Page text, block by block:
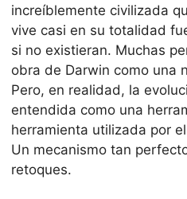
increíblemente civilizada
vive casi en su totalidad
si no existieran. Muchas
obra de Darwin como una
Pero, en realidad, la
entendida como una
herramienta utilizada por
Un mecanismo tan
retoques.